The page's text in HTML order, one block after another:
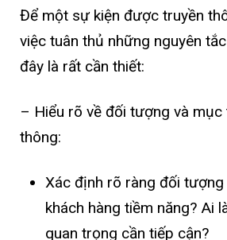
Để một sự kiện được truyền
việc tuân thủ những nguyên
đây là rất cần thiết:
– Hiểu rõ về đối tượng và mục
thông:
Xác định rõ ràng đối tượng
khách hàng tiềm năng? Ai
quan trọng cần tiếp cận?